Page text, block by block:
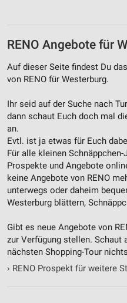
RENO Angebote für
Auf dieser Seite findest Du
von RENO für Westerburg.
Ihr seid auf der Suche nach
dann schaut Euch doch mal
an.
Evtl. ist ja etwas für Euch
Für alle kleinen
Prospekte und Angebote
keine Angebote von RENO
unterwegs oder daheim
Westerburg blättern,
Gibt es neue Angebote von
zur Verfügung stellen. Schaut
nächsten Shopping-Tour
› RENO Prospekt für weitere
Erstellung von Profilen zur
Verwendung von Profilen zur
Messung der Werbeleistung
Messung der Performance
Analyse von Zielgruppen
Kombinationen von Daten
Quellen
Entwicklung und
Verwendung reduzierter
Inhalten
IAB-Besonderheiten: